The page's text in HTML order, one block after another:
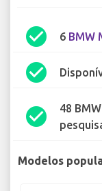
check_circle 6 BMW
check_circle
check_circle
48
Modelos